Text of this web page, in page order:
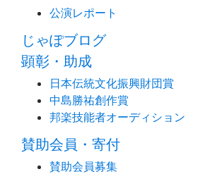
公演レポート
じゃぽブログ
顕彰・助成
日本伝統文化振興財団賞
中島勝祐創作賞
邦楽技能者オーディション
賛助会員・寄付
賛助会員募集